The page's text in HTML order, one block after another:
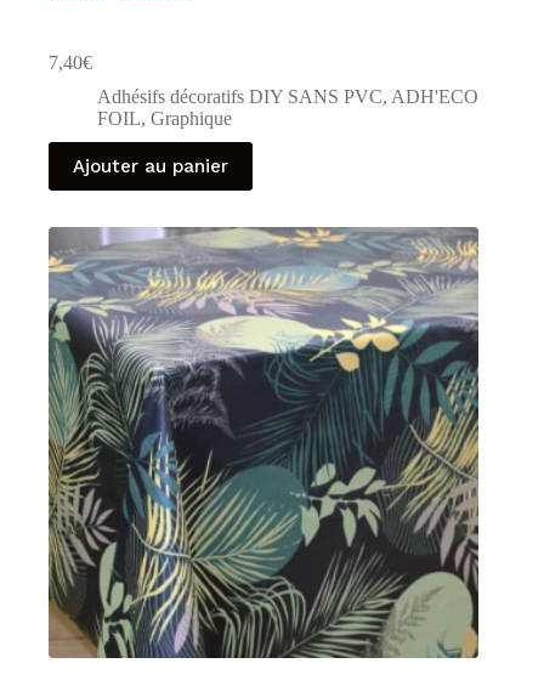
7,40€
Adhésifs décoratifs DIY SANS PVC, ADH'ECO
FOIL, Graphique
Ajouter au panier